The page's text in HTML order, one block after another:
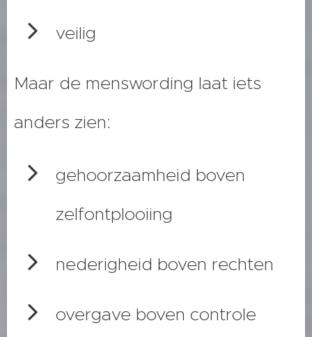
veilig
Maar de menswording laat iets
anders zien:
gehoorzaamheid boven
zelfontplooiing
nederigheid boven rechten
overgave boven controle